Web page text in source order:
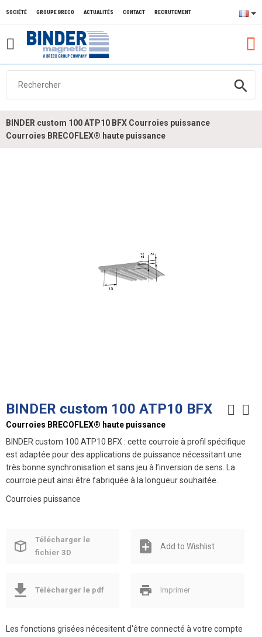
search
SOCIÉTÉ GROUPE BRECO ACTUALITÉS CONTACT RECRUTEMENT
BINDER custom 100 ATP10 BFX Courroies puissance
Courroies BRECOFLEX® haute puissance
BINDER custom 100 ATP10 BFX
Courroies BRECOFLEX® haute puissance
BINDER custom 100 ATP10 BFX : cette courroie à profil spécifique
est adaptée pour des applications de puissance nécessitant une
très bonne synchronisation et sans jeu à l’inversion de sens. La
courroie peut ainsi être fabriquée à la longueur souhaitée.
Courroies puissance
Télécharger le
fichier 3D
Add to Wishlist
Télécharger le pdf Imprimer
Les fonctions grisées nécesitent d'être connecté à votre compte